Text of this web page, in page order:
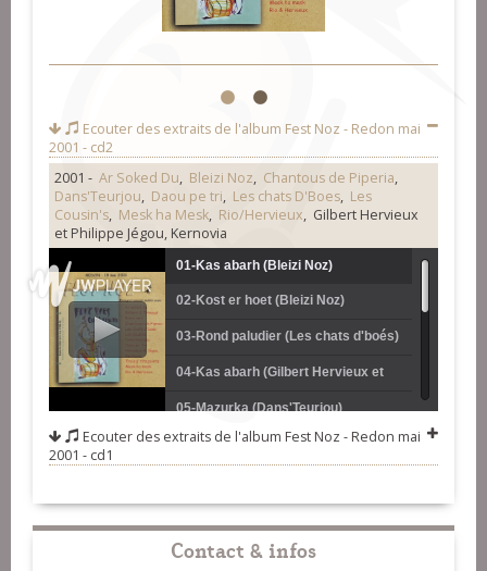
1 2
Ecouter des extraits de l'album Fest Noz - Redon mai
2001 - cd2
2001 - Ar Soked Du, Bleizi Noz, Chantous de Piperia,
Dans'Teurjou, Daou pe tri, Les chats D'Boes, Les
Cousin's, Mesk ha Mesk, Rio/Hervieux, Gilbert Hervieux
et Philippe Jégou, Kernovia
01-Kas abarh (Bleizi Noz)
02-Kost er hoet (Bleizi Noz)
03-Rond paludier (Les chats d'boés)
04-Kas abarh (Gilbert Hervieux et
Philippe Jégou)
05-Mazurka (Dans'Teurjou)
06-Suite gavotte (Kernovia)
09-Rond de Saint-Vincent (Les
Ecouter des extraits de l'album Fest Noz - Redon mai
2001 - cd1
Contact & infos